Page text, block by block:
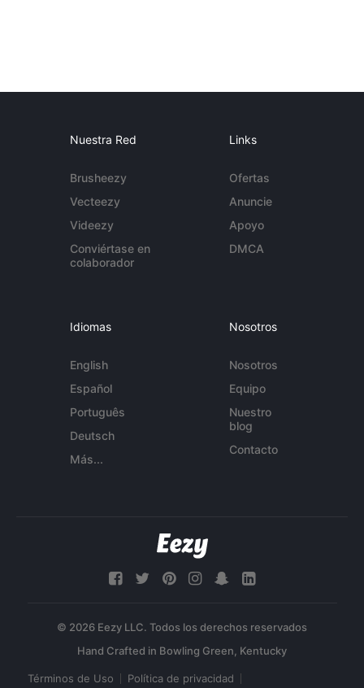
Nuestra Red
Brusheezy
Vecteezy
Videezy
Conviértase en
colaborador
Links
Ofertas
Anuncie
Apoyo
DMCA
Idiomas
English
Español
Português
Deutsch
Más...
Nosotros
Nosotros
Equipo
Nuestro
blog
Contacto
© 2026 Eezy LLC. Todos los derechos reservados
Términos de Uso Política de privacidad